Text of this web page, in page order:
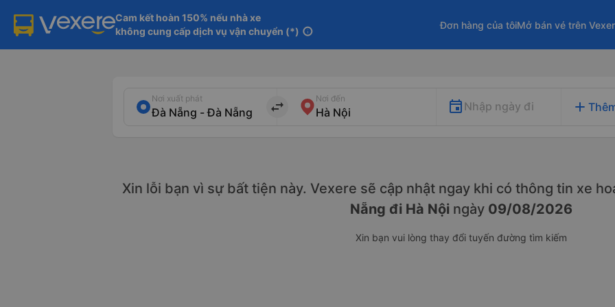
Cam kết hoàn 150% nếu nhà xe
không cung cấp dịch vụ vận chuyển (*) info
Đơn hàng của tôiMở bán vé trên
Nơi xuất phát
import_export
Nơi đến
Nhập ngày đi add
Xin lỗi bạn vì sự bất tiện này. Vexere sẽ cập nhật ngay khi có thông tin xe
Nẵng đi Hà Nội ngày 09/08/2026
Xin bạn vui lòng thay đổi tuyến đường tìm kiếm